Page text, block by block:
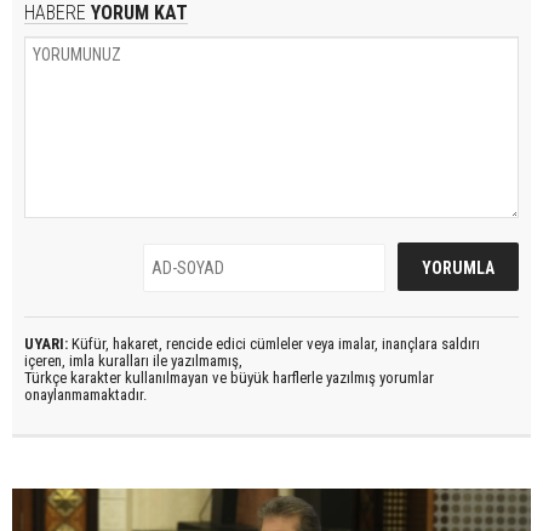
HABERE YORUM KAT
UYARI: Küfür, hakaret, rencide edici cümleler veya imalar, inançlara saldırı
içeren, imla kuralları ile yazılmamış,
Türkçe karakter kullanılmayan ve büyük harflerle yazılmış yorumlar
onaylanmamaktadır.